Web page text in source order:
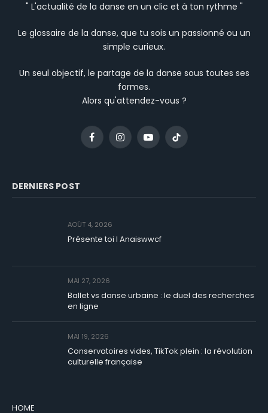
" L'actualité de la danse en un clic et à ton rythme "
Le glossaire de la danse, que tu sois un passionné ou un
simple curieux.
Un seul objectif, le partage de la danse sous toutes ses
formes.
Alors qu'attendez-vous ?
FacebookInstagramYouTubeTikTok
DERNIERS POST
AOÛT 4, 2026
Présente toi I Anaiswwcf
MAI 27, 2026
Ballet vs danse urbaine : le duel des recherches
en ligne
MAI 19, 2026
Conservatoires vides, TikTok plein : la révolution
culturelle française
HOME